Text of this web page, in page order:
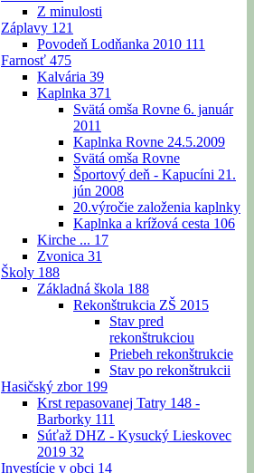
Z minulosti
Záplavy 121
Povodeň Lodňanka 2010 111
Farnosť 475
Kalvária 39
Kaplnka 371
Svätá omša Rovne 6. január
2011
Kaplnka Rovne 24.5.2009
Svätá omša Rovne
Športový deň - Kapucíni 21.
jún 2008
20.výročie založenia kaplnky
Kaplnka a krížová cesta 106
Kirche ... 17
Zvonica 31
Školy 188
Základná škola 188
Rekonštrukcia ZŠ 2015
Stav pred
rekonštrukciou
Priebeh rekonštrukcie
Stav po rekonštrukcii
Hasičský zbor 199
Krst repasovanej Tatry 148 -
Barborky 111
Súťaž DHZ - Kysucký Lieskovec
2019 32
Investície v obci 14